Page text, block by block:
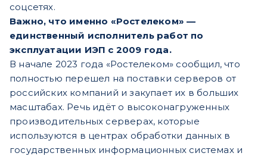
соцсетях.
Важно, что именно «Ростелеком» —
единственный исполнитель работ по
эксплуатации ИЭП с 2009 года.
В начале 2023 года «Ростелеком» сообщил, что
полностью перешел на поставки серверов от
российских компаний и закупает их в больших
масштабах. Речь идёт о высоконагруженных
производительных серверах, которые
используются в центрах обработки данных в
государственных информационных системах и